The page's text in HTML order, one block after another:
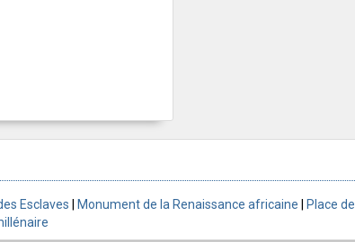
Esclaves Monument de la Renaissance africaine
Place de